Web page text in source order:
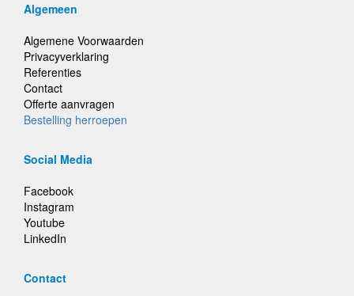
Algemeen
Algemene Voorwaarden
Privacyverklaring
Referenties
Contact
Offerte aanvragen
Bestelling herroepen
Social Media
Facebook
Instagram
Youtube
LinkedIn
Contact